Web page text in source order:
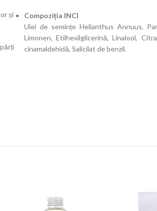
și
Compoziția INCI
Ulei de semințe Helianthus Annuus,
Limonen, Etilhexilglicerină, Linalool,
cinamaldehidă, Salicilat de benzil.